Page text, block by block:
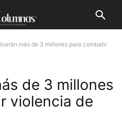
más de 3 millones para combatir
de 3 millones
violencia de